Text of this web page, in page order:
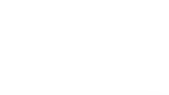
für Aluminium- und PVC-Fenster